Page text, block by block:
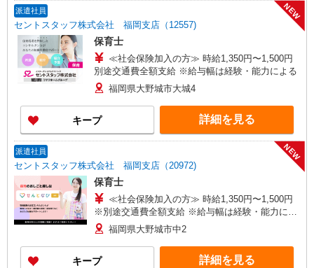
派遣社員
セントスタッフ株式会社 福岡支店（12557)
NEW
保育士
≪社会保険加入の方≫ 時給1,350円〜1,500円
別途交通費全額支給 ※給与幅は経験・能力による
福岡県大野城市大城4
キープ 詳細を見る
派遣社員
セントスタッフ株式会社 福岡支店（20972)
NEW
保育士
≪社会保険加入の方≫ 時給1,350円〜1,500円
※別途交通費全額支給 ※給与幅は経験・能力によ
る 福岡県大野城市中2
キープ 詳細を見る